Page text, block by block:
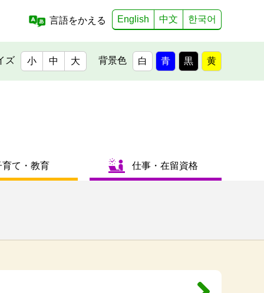
言語をかえる English 中文 한국어
ズ 小 中 大 背景色 白 青 黒 黄
育て・教育 仕事・在留資格